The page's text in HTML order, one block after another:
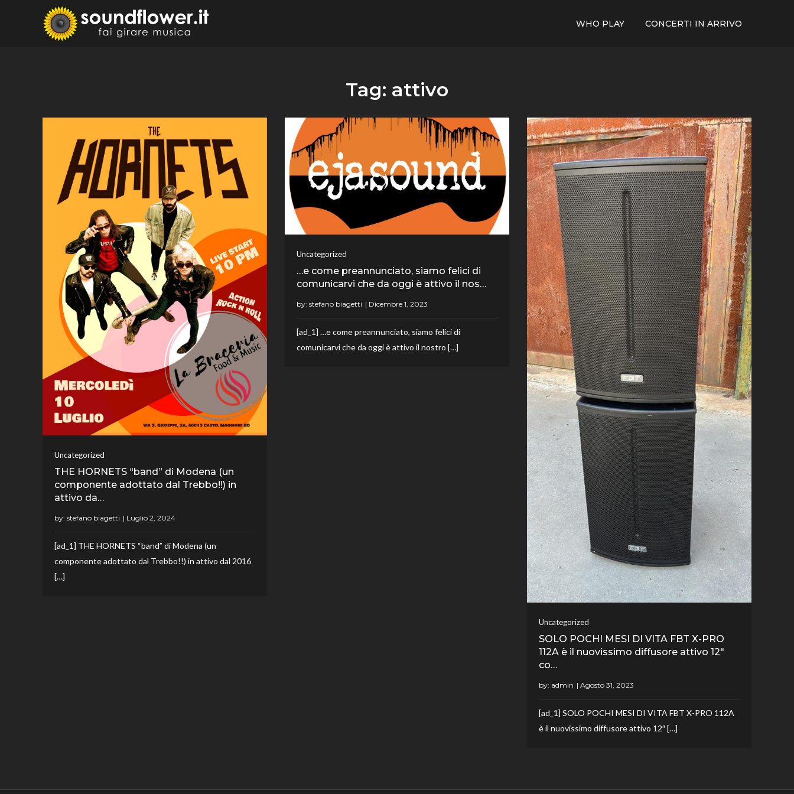
WHO PLAY CONCERTI IN ARRIVO
Tag: attivo
Uncategorized
THE HORNETS “band” di Modena (un
componente adottato dal Trebbo!!) in
attivo da…
by: stefano biagetti
[ad_1] THE HORNETS “band” di Modena (un
componente adottato dal Trebbo!!) in attivo dal 2016
[…]
Uncategorized
…e come preannunciato, siamo felici di
comunicarvi che da oggi è attivo il nos…
by: stefano biagetti
[ad_1] …e come preannunciato, siamo felici di
comunicarvi che da oggi è attivo il nostro […]
Uncategorized
SOLO POCHI MESI DI VITA FBT X-PRO
112A è il nuovissimo diffusore attivo 12″
co…
by: admin
[ad_1] SOLO POCHI MESI DI VITA FBT X-PRO 112A
è il nuovissimo diffusore attivo 12″ […]